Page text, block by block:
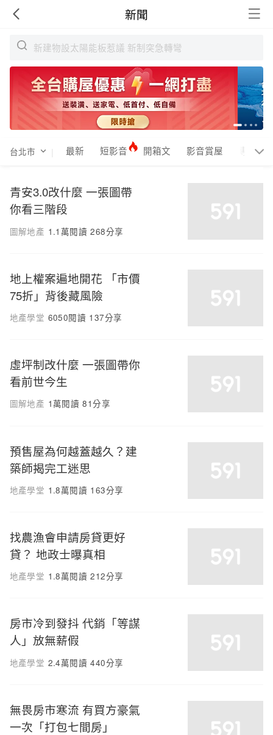
新聞
台北市 最新 短影音 開箱文 影音賞屋 專題
青安3.0改什麼 一張圖帶
你看三階段
圖解地產 1.1萬閱讀 268分享
地上權案遍地開花 「市價
75折」背後藏風險
地產學堂 6050閱讀 137分享
虛坪制改什麼 一張圖帶你
看前世今生
圖解地產 1萬閱讀 81分享
預售屋為何越蓋越久？建
築師揭完工迷思
地產學堂 1.8萬閱讀 163分享
找農漁會申請房貸更好
貸？ 地政士曝真相
地產學堂 1.8萬閱讀 212分享
房市冷到發抖 代銷「等謀
人」放無薪假
地產學堂 2.4萬閱讀 440分享
無畏房市寒流 有買方豪氣
一次「打包七間房」